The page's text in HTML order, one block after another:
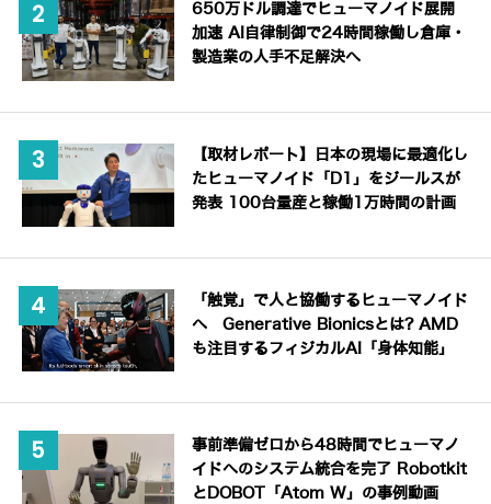
650万ドル調達でヒューマノイド展開
加速 AI自律制御で24時間稼働し倉庫・
製造業の人手不足解決へ
【取材レポート】日本の現場に最適化し
たヒューマノイド「D1」をジールスが
発表 100台量産と稼働1万時間の計画
「触覚」で人と協働するヒューマノイド
へ Generative Bionicsとは? AMD
も注目するフィジカルAI「身体知能」
事前準備ゼロから48時間でヒューマノ
イドへのシステム統合を完了 Robotkit
とDOBOT「Atom W」の事例動画